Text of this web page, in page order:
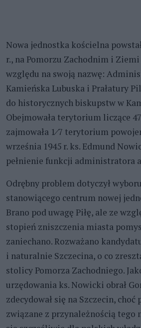
Nowa jednostka kościelna
r., na Pomorzu Zachodnim i
względu na swoją nazwę:
Kamieńska Lubuska i Prałatury
do historycznych biskupstw w
Obejmowała terytorium liczące
zajmowała 1⁄7 terytorium
września 1945 r. ks. Edmund
pełnienie funkcji administratora
Odrębny problem dotyczył
stanowiącego centrum nowej
Brano pod uwagę Piłę, ale ze
stopień zniszczenia miasta
zaniechano. Rozważano
i naturalnie Szczecina, o co
stolicy Pomorza Zachodniego.
urzędowania ks. Nowicki obrał
zdecydował się na Szczecin, choć
związane z przynależnością tego